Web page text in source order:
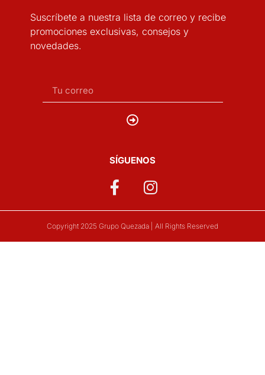
Suscríbete a nuestra lista de correo y recibe
promociones exclusivas, consejos y
novedades.
SÍGUENOS
Copyright 2025 Grupo Quezada | All Rights Reserved